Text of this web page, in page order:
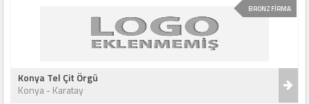
BRONZ FİRMA
Konya Tel Çit Örgü
Konya - Karatay